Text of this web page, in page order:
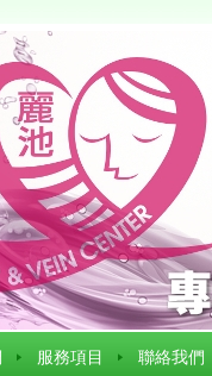
服務項目 聯絡我們